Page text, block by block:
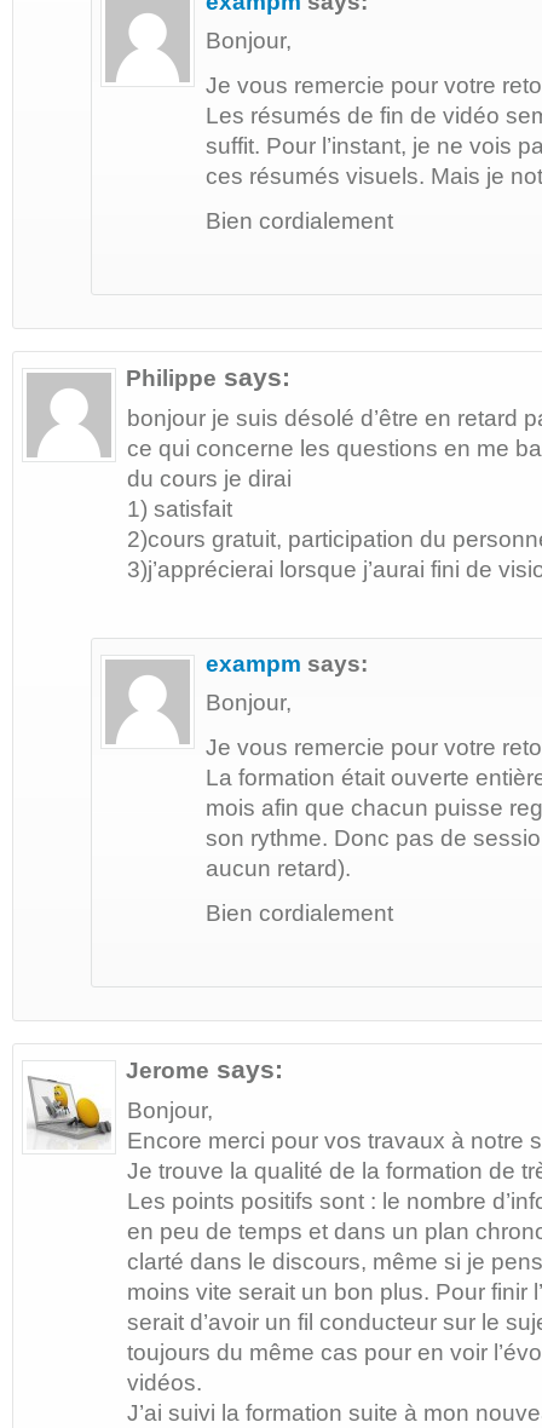
Bonjour,
Je vous remercie pour votre
Les résumés de fin de vidéo
suffit. Pour l’instant, je ne vois
ces résumés visuels. Mais je
Bien cordialement
Philippe says:
bonjour je suis désolé d’être en retard
ce qui concerne les questions en me
du cours je dirai
1) satisfait
2)cours gratuit, participation du
3)j’apprécierai lorsque j’aurai fini de
exampm says:
Bonjour,
Je vous remercie pour votre
La formation était ouverte
mois afin que chacun puisse
son rythme. Donc pas de
aucun retard).
Bien cordialement
Jerome says:
Bonjour,
Encore merci pour vos travaux à notre
Je trouve la qualité de la formation de
Les points positifs sont : le nombre
en peu de temps et dans un plan
clarté dans le discours, même si je
moins vite serait un bon plus. Pour finir
serait d’avoir un fil conducteur sur le
toujours du même cas pour en voir
vidéos.
J’ai suivi la formation suite à mon